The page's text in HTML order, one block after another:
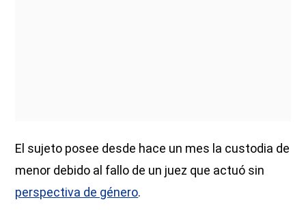
El sujeto posee desde hace un mes la custodia de
menor debido al fallo de un juez que actuó sin
perspectiva de género.